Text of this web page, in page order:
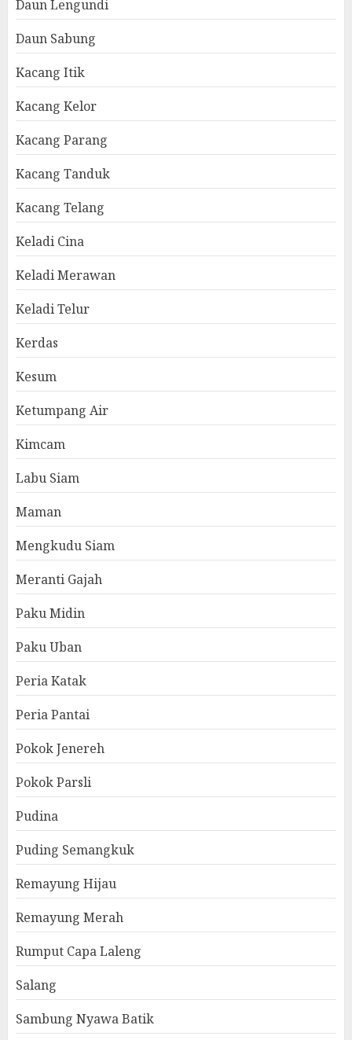
Daun Lengundi
Daun Sabung
Kacang Itik
Kacang Kelor
Kacang Parang
Kacang Tanduk
Kacang Telang
Keladi Cina
Keladi Merawan
Keladi Telur
Kerdas
Kesum
Ketumpang Air
Kimcam
Labu Siam
Maman
Mengkudu Siam
Meranti Gajah
Paku Midin
Paku Uban
Peria Katak
Peria Pantai
Pokok Jenereh
Pokok Parsli
Pudina
Puding Semangkuk
Remayung Hijau
Remayung Merah
Rumput Capa Laleng
Salang
Sambung Nyawa Batik